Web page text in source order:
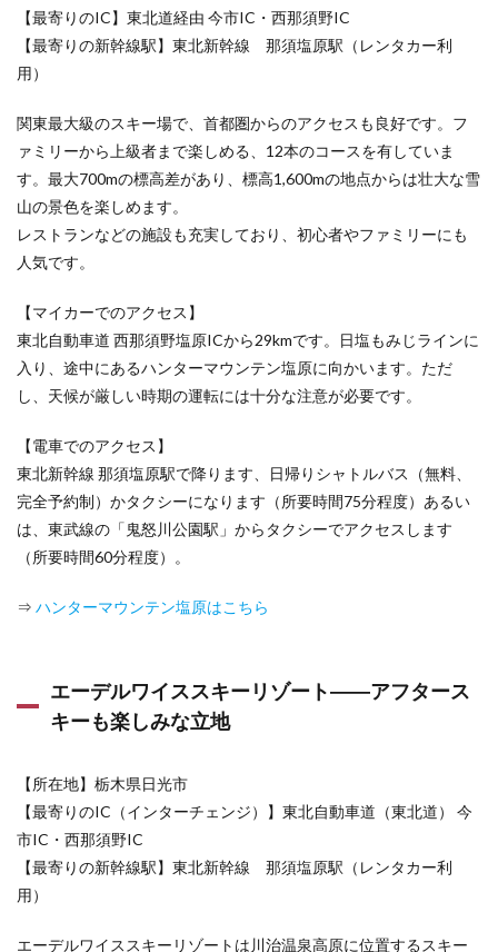
【最寄りのIC】東北道経由 今市IC・西那須野IC
【最寄りの新幹線駅】東北新幹線 那須塩原駅（レンタカー利
用）
関東最大級のスキー場で、首都圏からのアクセスも良好です。フ
ァミリーから上級者まで楽しめる、12本のコースを有していま
す。最大700mの標高差があり、標高1,600mの地点からは壮大な雪
山の景色を楽しめます。
レストランなどの施設も充実しており、初心者やファミリーにも
人気です。
【マイカーでのアクセス】
東北自動車道 西那須野塩原ICから29kmです。日塩もみじラインに
入り、途中にあるハンターマウンテン塩原に向かいます。ただ
し、天候が厳しい時期の運転には十分な注意が必要です。
【電車でのアクセス】
東北新幹線 那須塩原駅で降ります、日帰りシャトルバス（無料、
完全予約制）かタクシーになります（所要時間75分程度）あるい
は、東武線の「鬼怒川公園駅」からタクシーでアクセスします
（所要時間60分程度）。
⇒ ハンターマウンテン塩原はこちら
エーデルワイススキーリゾート――アフタース
キーも楽しみな立地
【所在地】栃木県日光市
【最寄りのIC（インターチェンジ）】東北自動車道（東北道） 今
市IC・西那須野IC
【最寄りの新幹線駅】東北新幹線 那須塩原駅（レンタカー利
用）
エーデルワイススキーリゾートは川治温泉高原に位置するスキー